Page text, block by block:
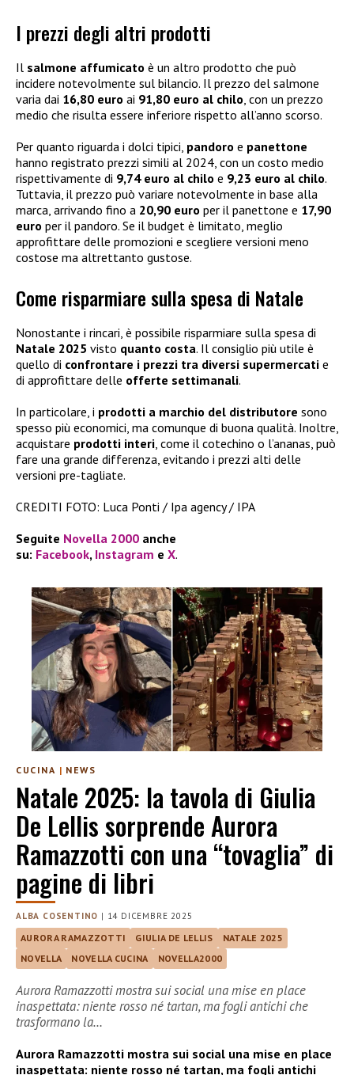
I prezzi degli altri prodotti
Il salmone affumicato è un altro prodotto che può
incidere notevolmente sul bilancio. Il prezzo del salmone
varia dai 16,80 euro ai 91,80 euro al chilo, con un prezzo
medio che risulta essere inferiore rispetto all’anno scorso.
Per quanto riguarda i dolci tipici, pandoro e panettone
hanno registrato prezzi simili al 2024, con un costo medio
rispettivamente di 9,74 euro al chilo e 9,23 euro al chilo.
Tuttavia, il prezzo può variare notevolmente in base alla
marca, arrivando fino a 20,90 euro per il panettone e 17,90
euro per il pandoro. Se il budget è limitato, meglio
approfittare delle promozioni e scegliere versioni meno
costose ma altrettanto gustose.
Come risparmiare sulla spesa di Natale
Nonostante i rincari, è possibile risparmiare sulla spesa di
Natale 2025 visto quanto costa. Il consiglio più utile è
quello di confrontare i prezzi tra diversi supermercati e
di approfittare delle offerte settimanali.
In particolare, i prodotti a marchio del distributore sono
spesso più economici, ma comunque di buona qualità. Inoltre,
acquistare prodotti interi , come il cotechino o l’ananas, può
fare una grande differenza, evitando i prezzi alti delle
versioni pre-tagliate.
CREDITI FOTO: Luca Ponti / Ipa agency / IPA
Seguite Novella 2000 anche
su: Facebook, Instagram e X.
CUCINA | NEWS
Natale 2025: la tavola di Giulia
De Lellis sorprende Aurora
Ramazzotti con una “tovaglia” di
pagine di libri
ALBA COSENTINO | 14 DICEMBRE 2025
AURORA RAMAZZOTTI GIULIA DE LELLIS
NATALE 2025
NOVELLA
NOVELLA CUCINA NOVELLA2000
Aurora Ramazzotti mostra sui social una mise en place
inaspettata: niente rosso né tartan, ma fogli antichi che
trasformano la…
Aurora Ramazzotti mostra sui social una mise en place
inaspettata: niente rosso né tartan, ma fogli antichi